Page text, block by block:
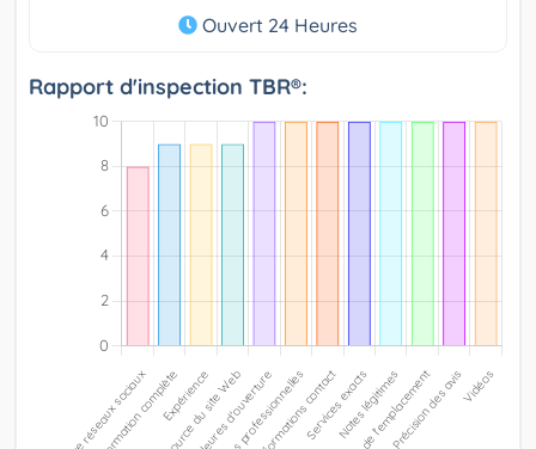
Ouvert 24 Heures
Rapport d'inspection TBR®: